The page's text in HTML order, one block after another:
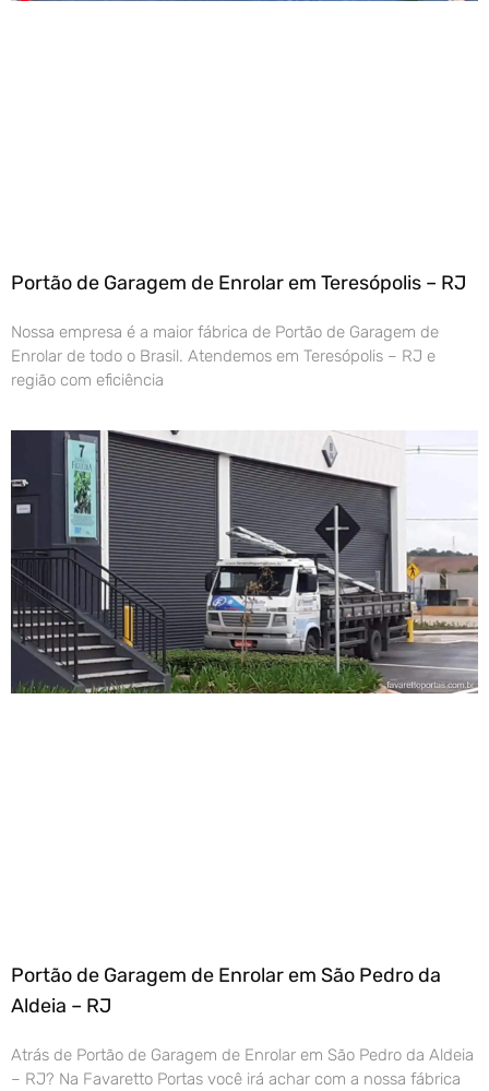
Portão de Garagem de Enrolar em Teresópolis – RJ
Nossa empresa é a maior fábrica de Portão de Garagem de
Enrolar de todo o Brasil. Atendemos em Teresópolis – RJ e
região com eficiência
Portão de Garagem de Enrolar em São Pedro da
Aldeia – RJ
Atrás de Portão de Garagem de Enrolar em São Pedro da Aldeia
– RJ? Na Favaretto Portas você irá achar com a nossa fábrica